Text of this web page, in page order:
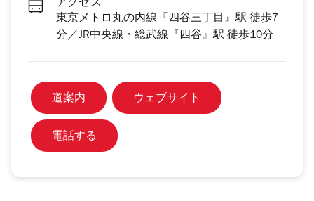
アクセス
東京メトロ丸の内線『四谷三丁目』駅 徒歩7
分／JR中央線・総武線『四谷』駅 徒歩10分
道案内 ウェブサイト
電話する